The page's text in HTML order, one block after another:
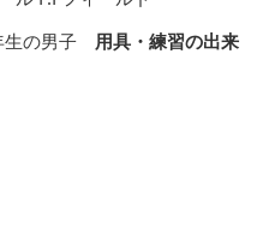
生の男子 用具・練習の出来